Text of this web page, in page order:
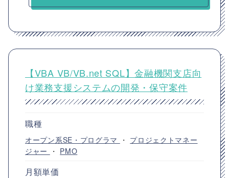
【VBA VB/VB.net SQL】金融機関支店向
け業務支援システムの開発・保守案件
職種
オープン系SE・プログラマ ・ プロジェクトマネー
ジャー
・ PMO
月額単価